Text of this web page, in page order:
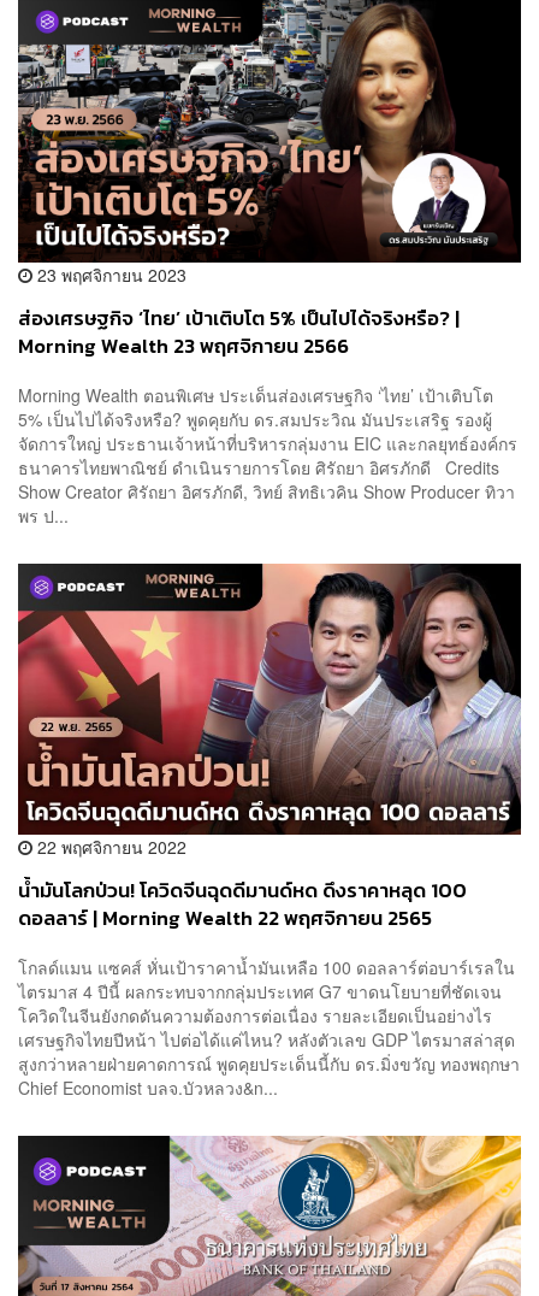
23 พฤศจิกายน 2023
ส่องเศรษฐกิจ ‘ไทย’ เป้าเติบโต 5% เป็นไปได้จริงหรือ? |
Morning Wealth 23 พฤศจิกายน 2566
Morning Wealth ตอนพิเศษ ประเด็นส่องเศรษฐกิจ ‘ไทย’ เป้าเติบโต
5% เป็นไปได้จริงหรือ? พูดคุยกับ ดร.สมประวิณ มันประเสริฐ รองผู้
จัดการใหญ่ ประธานเจ้าหน้าที่บริหารกลุ่มงาน EIC และกลยุทธ์องค์กร
ธนาคารไทยพาณิชย์ ดำเนินรายการโดย ศิรัถยา อิศรภักดี Credits
Show Creator ศิรัถยา อิศรภักดี, วิทย์ สิทธิเวคิน Show Producer ทิวา
พร ป...
22 พฤศจิกายน 2022
น้ำมันโลกป่วน! โควิดจีนฉุดดีมานด์หด ดึงราคาหลุด 100
ดอลลาร์ | Morning Wealth 22 พฤศจิกายน 2565
โกลด์แมน แซคส์ หั่นเป้าราคาน้ำมันเหลือ 100 ดอลลาร์ต่อบาร์เรลใน
ไตรมาส 4 ปีนี้ ผลกระทบจากกลุ่มประเทศ G7 ขาดนโยบายที่ชัดเจน
โควิดในจีนยังกดดันความต้องการต่อเนื่อง รายละเอียดเป็นอย่างไร
เศรษฐกิจไทยปีหน้า ไปต่อได้แค่ไหน? หลังตัวเลข GDP ไตรมาสล่าสุด
สูงกว่าหลายฝ่ายคาดการณ์ พูดคุยประเด็นนี้กับ ดร.มิ่งขวัญ ทองพฤกษา
Chief Economist บลจ.บัวหลวง&n...